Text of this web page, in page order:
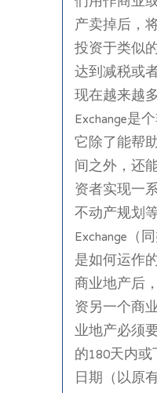
产卖掉后，
投资于类似
达到减税或
现在越来越
Exchange是
它除了能帮
间之外，还
资者实现一
不动产规划
Exchange（
是如何运作
商业地产后
资另一个商
业地产必须
的180天内
日期（以原